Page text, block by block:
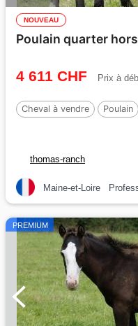
NOUVEAU
Poulain quarter
4 611 CHF Prix à
Cheval à vendre Poulain
thomas-ranch
Maine-et-Loire
PREMIUM